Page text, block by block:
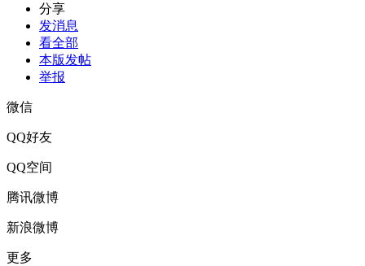
分享
发消息
看全部
本版发帖
举报
微信
QQ好友
QQ空间
腾讯微博
新浪微博
更多